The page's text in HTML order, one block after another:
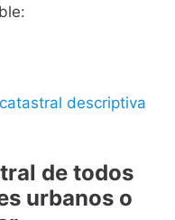
descriptiva
de todos
urbanos o